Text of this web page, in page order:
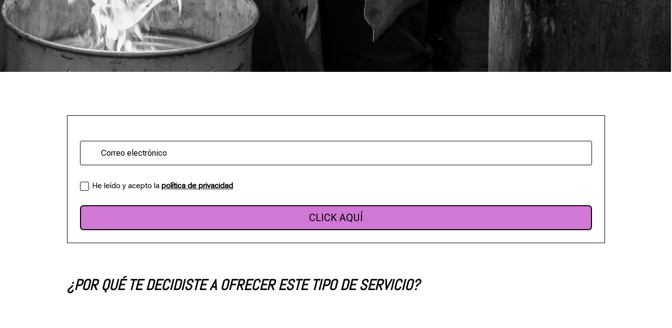
He leído y acepto lapolítica de privacidad
CLICK AQUÍ
¿POR QUÉ TE DECIDISTE A OFRECER ESTE TIPO DE SERVICIO?